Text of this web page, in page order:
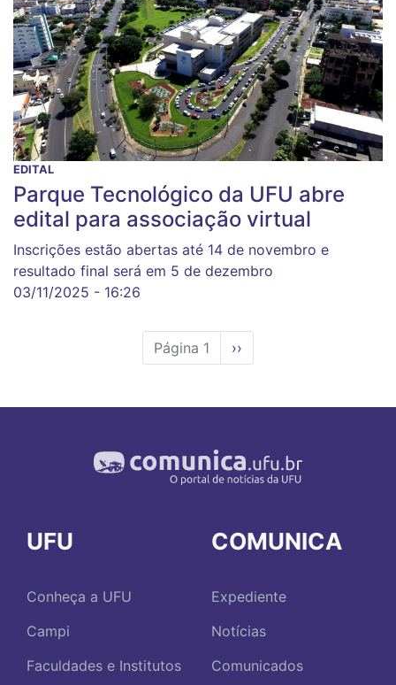
EDITAL
Parque Tecnológico da UFU abre
edital para associação virtual
Inscrições estão abertas até 14 de novembro e
resultado final será em 5 de dezembro
03/11/2025 - 16:26
Página 1
Próxima
página
››
UFU
Conheça a UFU
Campi
Faculdades e Institutos
COMUNICA
Expediente
Notícias
Comunicados